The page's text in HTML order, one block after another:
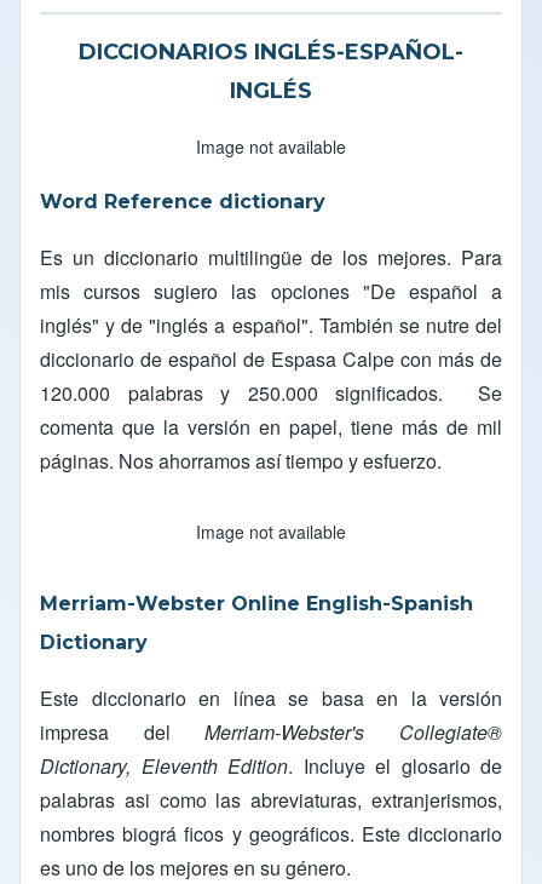
DICCIONARIOS INGLÉS-ESPAÑOL-
INGLÉS
Image not available
Word Reference dictionary
Es un diccionario multilingüe de los mejores. Para
mis cursos sugiero las opciones "De español a
inglés" y de "inglés a español". También se nutre del
diccionario de español de Espasa Calpe con más de
120.000 palabras y 250.000 significados. Se
comenta que la versión en papel, tiene más de mil
páginas. Nos ahorramos así tiempo y esfuerzo.
Image not available
Merriam-Webster Online English-Spanish
Dictionary
Este diccionario en línea se basa en la versión
impresa delMerriam-Webster's Collegiate®
Dictionary, Eleventh Edition. Incluye el glosario de
palabras asi como las abreviaturas, extranjerismos,
nombres biográ ficos y geográficos. Este diccionario
es uno de los mejores en su género.